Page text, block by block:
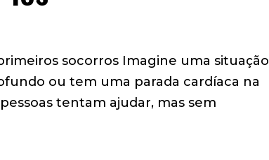
socorros Imagine uma situação
ou tem uma parada cardíaca na
tentam ajudar, mas sem